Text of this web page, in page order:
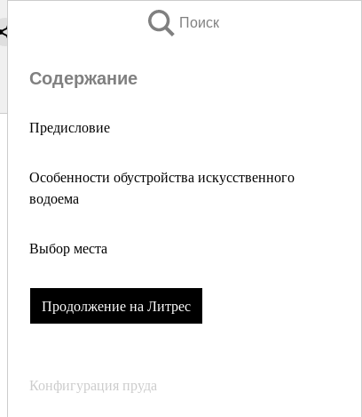
Поиск
Содержание
Предисловие
Особенности обустройства искусственного
водоема
Выбор места
Продолжение на Литрес
Конфигурация пруда